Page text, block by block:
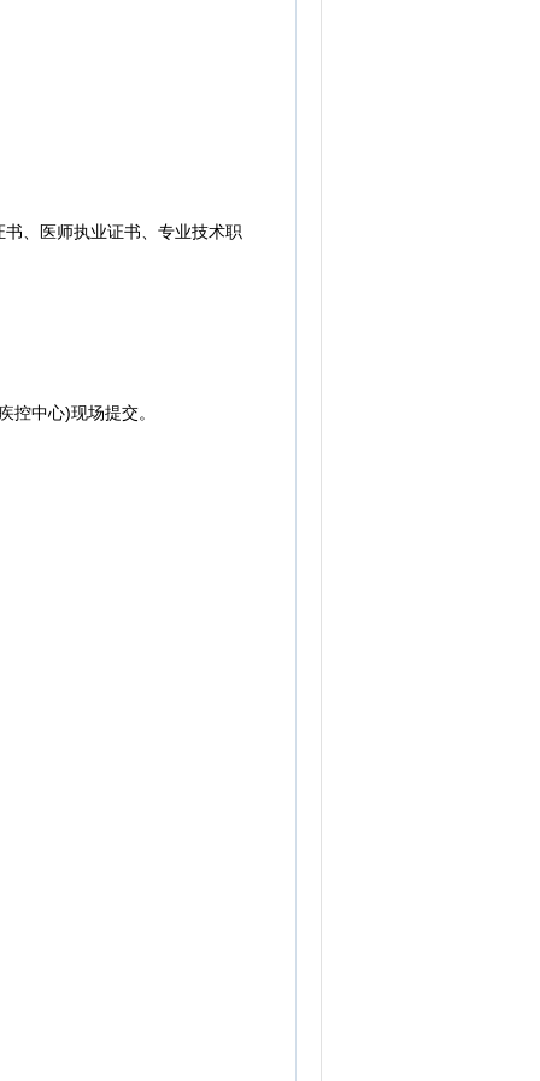
、医师执业证书、专业技术职
中心)现场提交。